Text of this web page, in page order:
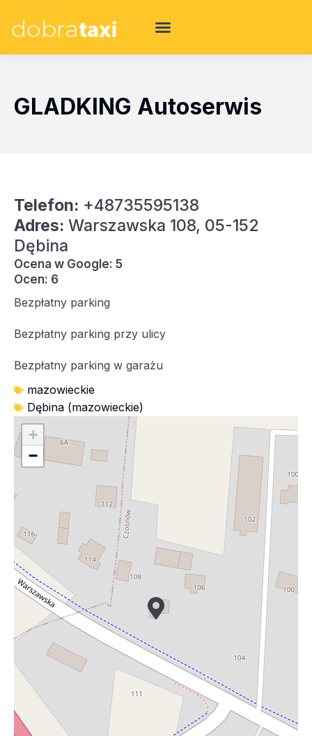
GLADKING Autoserwis
Telefon: +48735595138
Adres: Warszawska 108, 05-152
Dębina
Ocena w Google: 5
Ocen: 6
Bezpłatny parking
Bezpłatny parking przy ulicy
Bezpłatny parking w garażu
mazowieckie
Dębina (mazowieckie)
+
−